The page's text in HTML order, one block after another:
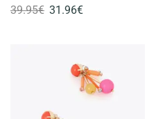
39.95€ 31.96€